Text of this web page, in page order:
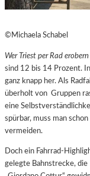
©Michaela Schabel
Wer Triest per Rad
sind 12 bis 14 Prozent.
ganz knapp her. Als
überholt von Gruppen
eine
spürbar, muss man
vermeiden.
Doch ein Fahrrad-
gelegte Bahnstrecke,